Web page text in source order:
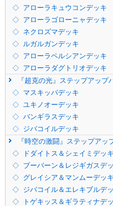
アローラキュウコンデッキ
アローラゴローニャデッキ
ネクロズマデッキ
ルガルガンデッキ
アローラペルシアンデッキ
アローラダグトリオデッキ
『超克の光』ステップアップ
マスキッパデッキ
ユキノオーデッキ
バンギラスデッキ
ジバコイルデッキ
『時空の激闘』ステップアッ
ドダイトス＆シェイミデッキ
ブーバーン＆レジギガスデ
グレイシア＆マンムーデッキ
ジバコイル＆エレキブルデ
トゲキッス＆ギラティナデ